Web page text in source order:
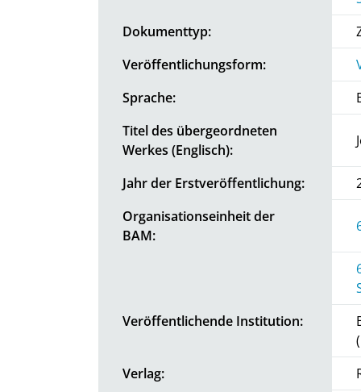
Dokumenttyp:
Veröffentlichungsform:
Sprache:
Titel des übergeordneten
Werkes (Englisch):
Jahr der Erstveröffentlichung:
Organisationseinheit der
BAM:
Veröffentlichende Institution:
Verlag: